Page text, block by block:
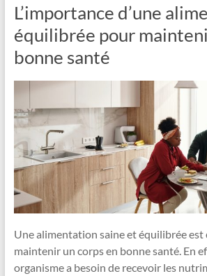
L’importance d’une
équilibrée pour
bonne santé
Une alimentation saine et équilibrée est
maintenir un corps en bonne santé. En
organisme a besoin de recevoir les